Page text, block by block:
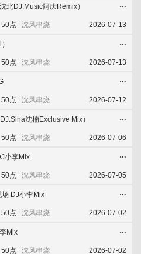
立即下载 收藏舞曲
北DJ.Music阿庆Remix）
50点 沈风串烧 2026-07-13
立即下载
50点 沈风串烧 2026-07-13
立即下载
50点 沈风串烧 2026-07-12
立即下载 收藏舞曲
沈楠Exclusive Mix）
50点 沈风串烧 2026-07-06
立即下载
小李Mix
50点 沈风串烧 2026-07-05
立即下载
DJ小李Mix
50点 沈风串烧 2026-07-02
立即下载
Mix
50点 沈风串烧 2026-07-02